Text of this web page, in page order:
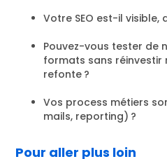
Votre SEO est-il visible,
Pouvez-vous tester de
formats sans réinvestir
refonte ?
Vos process métiers
mails, reporting) ?
Pour aller plus loin